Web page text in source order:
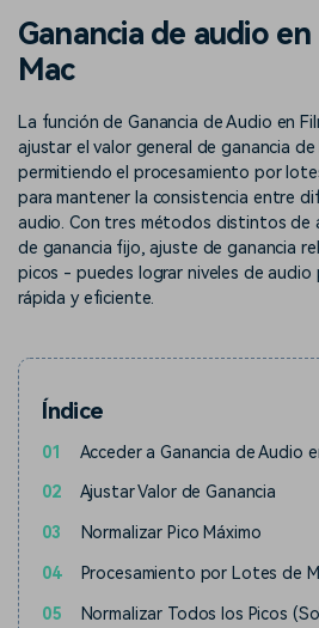
Inspírate con Filmora
Encuentra aquí lo que otros
Centro de creadores
Muestra tu creatividad sin
límites con el Centro de
creadores
Comunidad
Contenido destacado
Consigue una afiliación a
Soporte
Conocimiento
Ganancia de audio
Mac
La función de Ganancia de Audio en
ajustar el valor general de ganancia
permitiendo el procesamiento por
para mantener la consistencia entre
audio. Con tres métodos distintos de
de ganancia fijo, ajuste de ganancia
picos - puedes lograr niveles de
rápida y eficiente.
Índice
01 Acceder a Ganancia de Audio
02 Ajustar Valor de Ganancia
03 Normalizar Pico Máximo
04 Procesamiento por Lotes de
05 Normalizar Todos los Picos